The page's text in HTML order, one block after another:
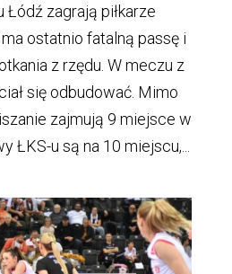
Łódź zagrają piłkarze
ostatnio fatalną passę i
z rzędu. W meczu z
się odbudować. Mimo
zajmują 9 miejsce w
ŁKS-u są na 10 miejscu,...